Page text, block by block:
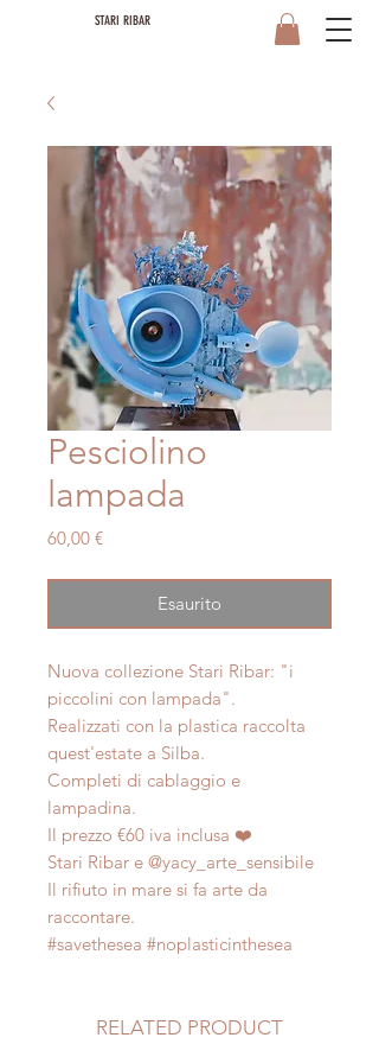
STARI RIBAR
Pesciolino
lampada
60,00 €Prezzo
Esaurito
Nuova collezione Stari Ribar: "i
piccolini con lampada".
Realizzati con la plastica raccolta
quest'estate a Silba.
Completi di cablaggio e
lampadina.
Il prezzo €60 iva inclusa ❤️
Stari Ribar e @yacy_arte_sensibile
Il rifiuto in mare si fa arte da
raccontare.
#savethesea #noplasticinthesea
RELATED PRODUCT